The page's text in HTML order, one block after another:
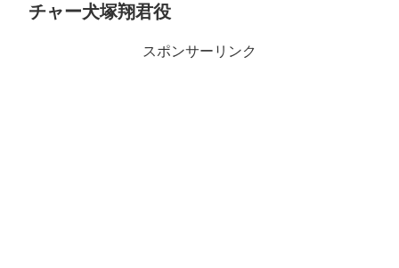
チャー犬塚翔君役
スポンサーリンク